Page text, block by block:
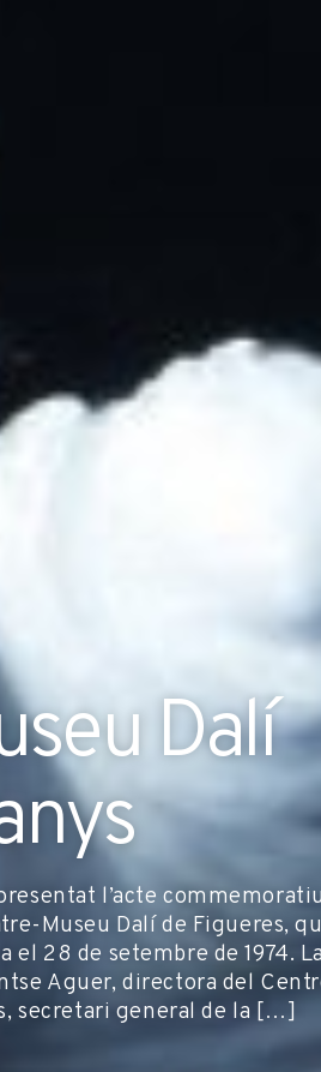
Dalí
l’acte
Museu Dalí de Figueres,
28 de setembre de 1974. La
Aguer, directora del
secretari general de la […]